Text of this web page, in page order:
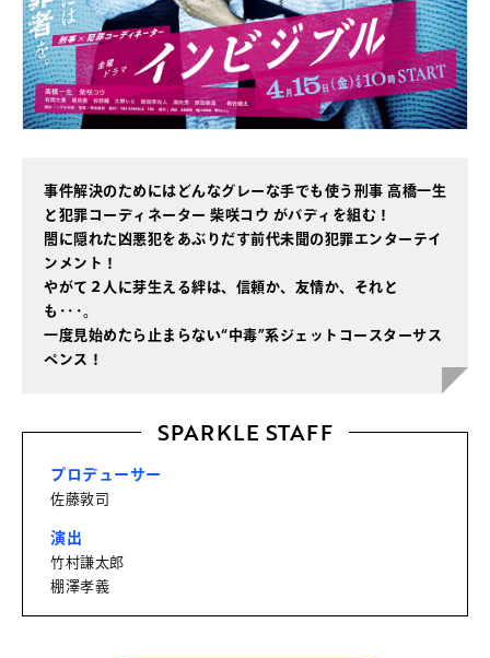
事件解決のためにはどんなグレーな手でも使う刑事 高橋一生
と犯罪コーディネーター 柴咲コウ がバディを組む！
闇に隠れた凶悪犯をあぶりだす前代未聞の犯罪エンターテイ
ンメント！
やがて２人に芽生える絆は、信頼か、友情か、それと
も･･･。
一度見始めたら止まらない“中毒”系ジェットコースターサス
ペンス！
SPARKLE STAFF
プロデューサー
佐藤敦司
演出
竹村謙太郎
棚澤孝義